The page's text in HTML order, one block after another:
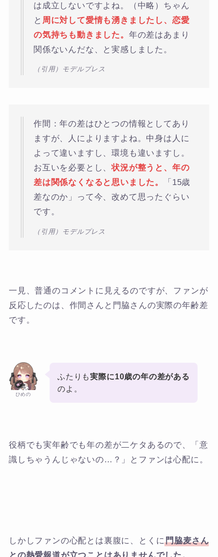
は成立しないですよね。（中略）ちゃん
と 周に対して愛情も湧きましたし、恋愛
の気持ちも動きました。 年の差はあまり
関係ないんだな、と実感しました。
（引用）モデルプレス
作間：年の差はひとつの情報としてあり
ますが、人によりますよね。中身は人に
よって違いますし、環境も違いますし。
お互いを必要とし、状況が整うと、年の
差は関係なくなると思いました。
「15歳
差なのか」って今、改めて思ったぐらい
です。
（引用）モデルプレス
一見、普通のコメントに見えるのですが、ファンが
反応したのは、作間さんと門脇さんの実際の年齢差
です。
ひめの
ふたりも実際に10歳の年の差がある
のよ。
役柄でも実年齢でも年の差が二ケタあるので、「意
識しちゃうんじゃないの…？」とファンは心配に。
しかしファンの心配とは裏腹に、とくに門脇麦さん